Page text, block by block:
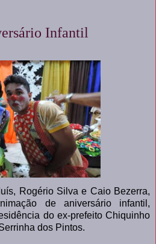
Infantil
Rogério Silva e Caio Bezerra,
de aniversário infantil,
do ex-prefeito Chiquinho
dos Pintos.